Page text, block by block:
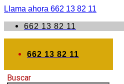
Llama ahora 662 13 82 11
662 13 82 11
662 13 82 11
Buscar